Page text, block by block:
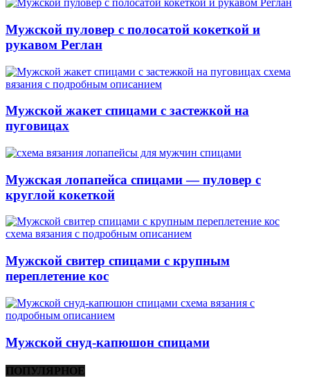
Мужской пуловер с полосатой кокеткой и
рукавом Реглан
Мужской жакет спицами с застежкой на
пуговицах
Мужская лопапейса спицами — пуловер с
круглой кокеткой
Мужской свитер спицами с крупным
переплетение кос
Мужской снуд-капюшон спицами
ПОПУЛЯРНОЕ